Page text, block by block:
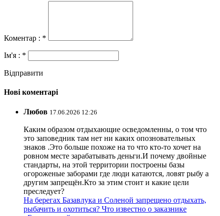
Коментар : *
Ім'я : *
Відправити
Нові коментарі
Любов 17.06.2026 12:26
Каким образом отдыхающие осведомленны, о том что
это заповедник там нет ни каких опозновательных
знаков .Это больше похоже на то что кто-то хочет на
ровном месте зарабатывать деньги.И почему двойные
стандарты, на этой территории построены базы
огороженые заборами где люди катаются, ловят рыбу а
другим запрещён.Кто за этим стоит и какие цели
преследует?
На берегах Базавлука и Соленой запрещено отдыхать,
рыбачить и охотиться? Что известно о заказнике